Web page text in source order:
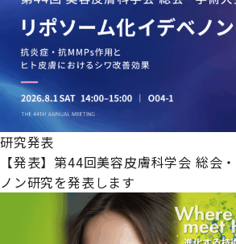
研究発表
【発表】第44回美容皮膚科学会 総会
ノン研究を発表します